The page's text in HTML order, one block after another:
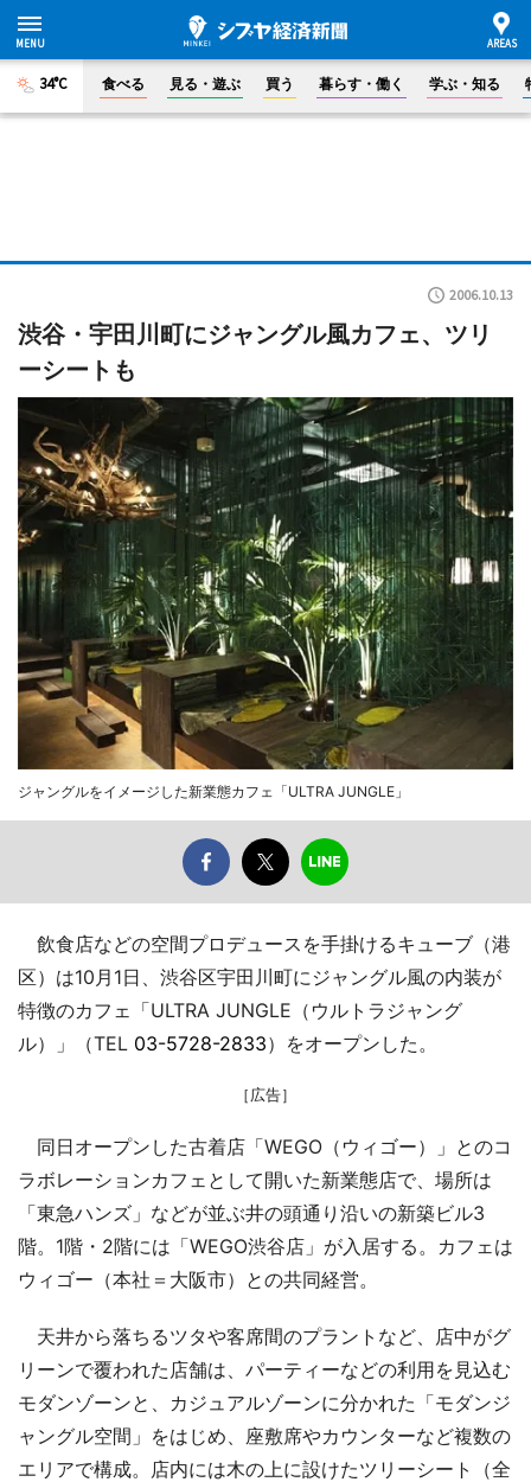
34°C 食べる 見る・遊ぶ 買う 暮らす・働く 学ぶ・知る
2006.10.13
渋谷・宇田川町にジャングル風カフェ、ツリ
ーシートも
ジャングルをイメージした新業態カフェ「ULTRA JUNGLE」
飲食店などの空間プロデュースを手掛けるキューブ（港
区）は10月1日、渋谷区宇田川町にジャングル風の内装が
特徴のカフェ「ULTRA JUNGLE（ウルトラジャング
ル）」（TEL 03-5728-2833）をオープンした。
［広告］
同日オープンした古着店「WEGO（ウィゴー）」とのコ
ラボレーションカフェとして開いた新業態店で、場所は
「東急ハンズ」などが並ぶ井の頭通り沿いの新築ビル3
階。1階・2階には「WEGO渋谷店」が入居する。カフェは
ウィゴー（本社＝大阪市）との共同経営。
天井から落ちるツタや客席間のプラントなど、店中がグ
リーンで覆われた店舗は、パーティーなどの利用を見込む
モダンゾーンと、カジュアルゾーンに分かれた「モダンジ
ャングル空間」をはじめ、座敷席やカウンターなど複数の
エリアで構成。店内には木の上に設けたツリーシート（全